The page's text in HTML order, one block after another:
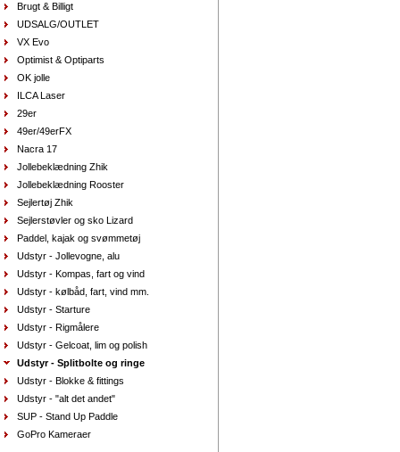
DKK1.298,00
DKK649,00
Pung Musto, sort
DKK90,00
Brugt & Billigt
UDSALG/OUTLET
VX Evo
Optimist & Optiparts
OK jolle
ILCA Laser
29er
49er/49erFX
Nacra 17
Jollebeklædning Zhik
Jollebeklædning Rooster
Sejlertøj Zhik
Sejlerstøvler og sko Lizard
Paddel, kajak og svømmetøj
Udstyr - Jollevogne, alu
Udstyr - Kompas, fart og vind
Udstyr - kølbåd, fart, vind mm.
Udstyr - Starture
Udstyr - Rigmålere
Udstyr - Gelcoat, lim og polish
Udstyr - Splitbolte og ringe
Udstyr - Blokke & fittings
Udstyr - "alt det andet"
SUP - Stand Up Paddle
GoPro Kameraer